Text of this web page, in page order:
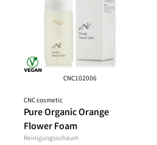
CNC102006
CNC cosmetic
Pure Organic Orange
Flower Foam
Reinigungsschaum